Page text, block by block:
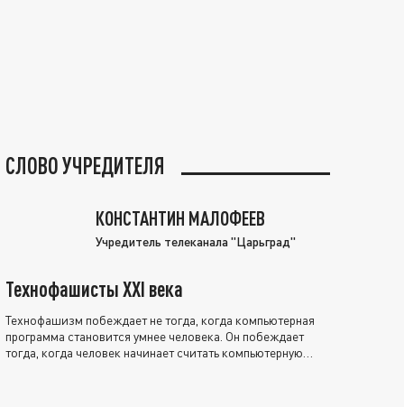
СЛОВО УЧРЕДИТЕЛЯ
КОНСТАНТИН МАЛОФЕЕВ
Учредитель телеканала "Царьград"
Технофашисты XXI века
Технофашизм побеждает не тогда, когда компьютерная
программа становится умнее человека. Он побеждает
тогда, когда человек начинает считать компьютерную